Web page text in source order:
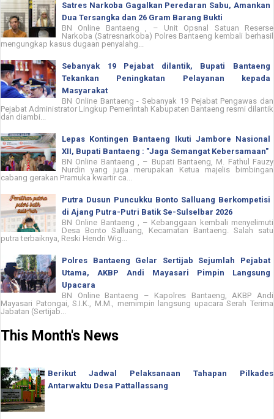
Satres Narkoba Gagalkan Peredaran Sabu, Amankan
Dua Tersangka dan 26 Gram Barang Bukti
BN Online Bantaeng , – Unit Opsnal Satuan Reserse
Narkoba (Satresnarkoba) Polres Bantaeng kembali berhasil
mengungkap kasus dugaan penyalahg...
Sebanyak 19 Pejabat dilantik, Bupati Bantaeng
Tekankan Peningkatan Pelayanan kepada
Masyarakat
BN Online Bantaeng - Sebanyak 19 Pejabat Pengawas dan
Pejabat Administrator Lingkup Pemerintah Kabupaten Bantaeng resmi dilantik
dan diambi...
Lepas Kontingen Bantaeng Ikuti Jambore Nasional
XII, Bupati Bantaeng : "Jaga Semangat Kebersamaan"
BN Online Bantaeng , – Bupati Bantaeng, M. Fathul Fauzy
Nurdin yang juga merupakan Ketua majelis bimbingan
cabang gerakan Pramuka kwartir ca...
Putra Dusun Puncukku Bonto Salluang Berkompetisi
di Ajang Putra-Putri Batik Se-Sulselbar 2026
BN Online Bantaeng , – Kebanggaan kembali menyelimuti
Desa Bonto Salluang, Kecamatan Bantaeng. Salah satu
putra terbaiknya, Reski Hendri Wig...
Polres Bantaeng Gelar Sertijab Sejumlah Pejabat
Utama, AKBP Andi Mayasari Pimpin Langsung
Upacara
BN Online Bantaeng – Kapolres Bantaeng, AKBP Andi
Mayasari Patongai, S.I.K., M.M., memimpin langsung upacara Serah Terima
Jabatan (Sertijab...
This Month's News
Berikut Jadwal Pelaksanaan Tahapan Pilkades
Antarwaktu Desa Pattallassang